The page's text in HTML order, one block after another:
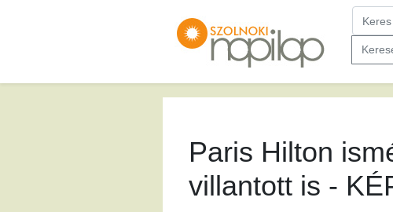
Paris Hilton
villantott is -